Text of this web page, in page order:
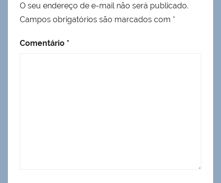
O seu endereço de e-mail não será publicado.
Campos obrigatórios são marcados com *
Comentário *